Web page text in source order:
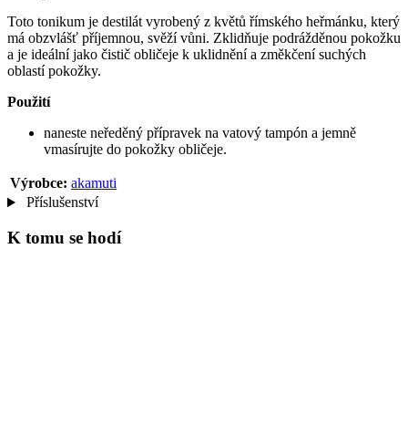
Toto tonikum je destilát vyrobený z květů římského heřmánku, který
má obzvlášť příjemnou, svěží vůni. Zklidňuje podrážděnou pokožku
a je ideální jako čistič obličeje k uklidnění a změkčení suchých
oblastí pokožky.
Použití
naneste neředěný přípravek na vatový tampón a jemně
vmasírujte do pokožky obličeje.
Výrobce: akamuti
Příslušenství
K tomu se hodí